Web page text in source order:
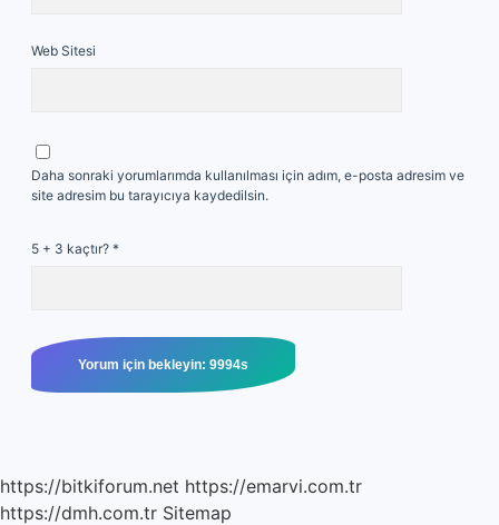
Web Sitesi
Daha sonraki yorumlarımda kullanılması için adım, e-posta adresim ve
site adresim bu tarayıcıya kaydedilsin.
5 + 3 kaçtır? *
https://bitkiforum.net https://emarvi.com.tr
https://dmh.com.tr Sitemap